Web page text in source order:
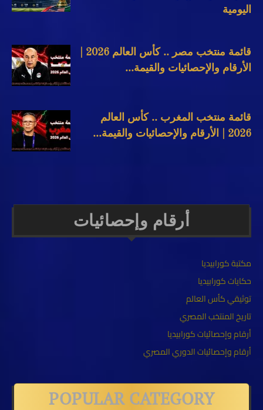
اليومية
الأرقام والإحصائيات والقيمة...
قائمة منتخب المغرب .. كأس العالم
2026 | الأرقام والإحصائيات والقيمة...
أرقام وإحصائيات
مكتبة كورابيديا
حكايات كورابيديا
توثيقي كأس العالم
تاريخ المنتخب المصري
أرقام وإحصائيات كورابيديا
أرقام وإحصائيات الدوري المصري
POPULAR CATEGORY